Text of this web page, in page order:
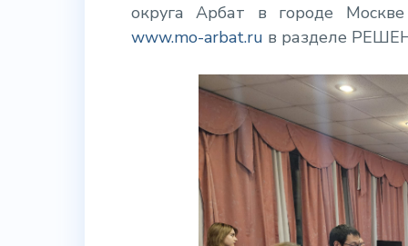
округа Арбат в городе
www.mo-arbat.ru в разделе